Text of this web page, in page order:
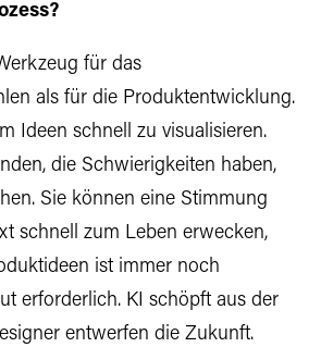
für das
als für die Produktentwicklung.
Ideen schnell zu visualisieren.
die Schwierigkeiten haben,
Sie können eine Stimmung
schnell zum Leben erwecken,
ist immer noch
erforderlich. KI schöpft aus der
entwerfen die Zukunft.